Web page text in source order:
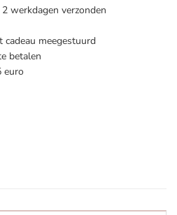
werkdagen verzonden
meegestuurd
betalen
euro